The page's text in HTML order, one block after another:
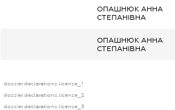
ОПАШНЮК АННА
СТЕПАНІВНА
ОПАШНЮК АННА
СТЕПАНІВНА
dossier.declarations.license_1
dossier.declarations.license_2
dossier.declarations.license_3